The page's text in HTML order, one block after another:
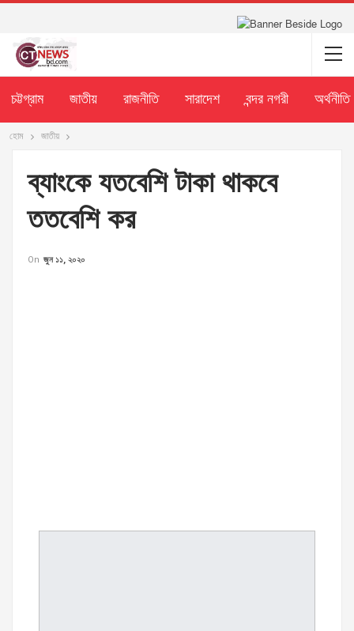
চট্টগ্রাম জাতীয় রাজনীতি সারাদেশ বন্দর নগরী অর্থনীতি
হোম জাতীয়
ব্যাংকে যতবেশি টাকা থাকবে
ততবেশি কর
On জুন ১১, ২০২০